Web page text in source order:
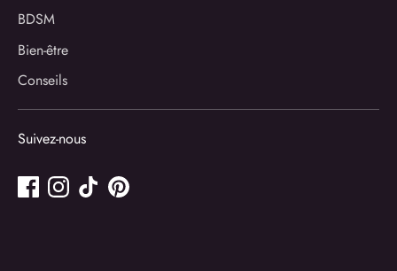
BDSM
Bien-être
Conseils
Suivez-nous